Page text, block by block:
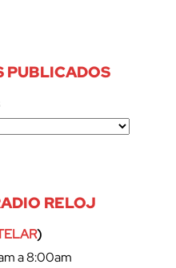
PUBLICADOS
RELOJ
)
a 8:00am